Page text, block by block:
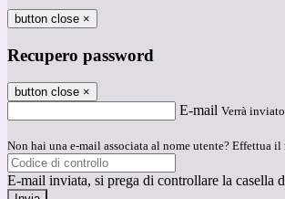
button close ×
Recupero password
button close ×
E-mail Verrà
Non hai una e-mail associata al nome utente? Effettua
E-mail inviata, si prega di controllare la casella